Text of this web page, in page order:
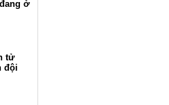
ở
tử
đội